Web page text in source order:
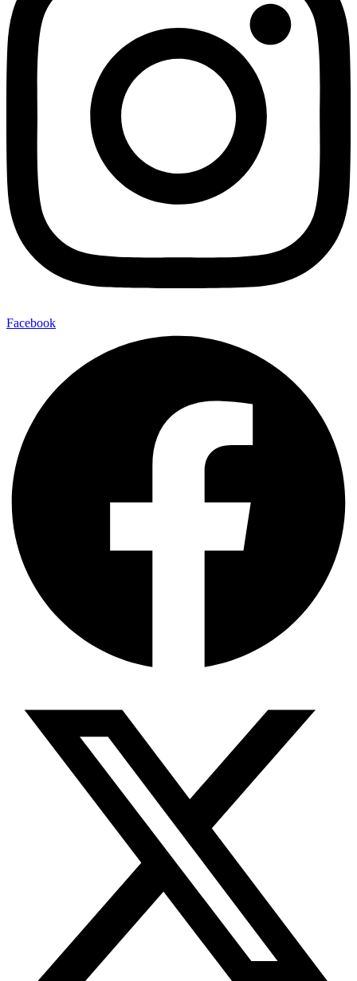
Facebook